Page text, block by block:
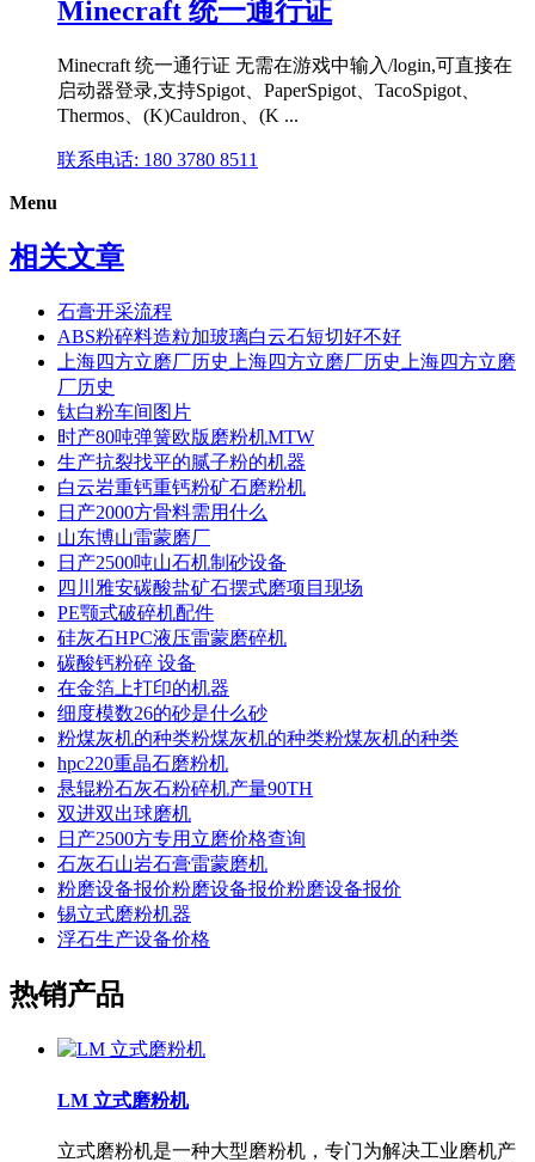
Minecraft 统一通行证
Minecraft 统一通行证 无需在游戏中输入/login,可直接在
启动器登录,支持Spigot、PaperSpigot、TacoSpigot、
Thermos、(K)Cauldron、(K ...
联系电话: 180 3780 8511
Menu
相关文章
石膏开采流程
ABS粉碎料造粒加玻璃白云石短切好不好
上海四方立磨厂历史上海四方立磨厂历史上海四方立磨
厂历史
钛白粉车间图片
时产80吨弹簧欧版磨粉机MTW
生产抗裂找平的腻子粉的机器
白云岩重钙重钙粉矿石磨粉机
日产2000方骨料需用什么
山东博山雷蒙磨厂
日产2500吨山石机制砂设备
四川雅安碳酸盐矿石摆式磨项目现场
PE颚式破碎机配件
硅灰石HPC液压雷蒙磨碎机
碳酸钙粉碎 设备
在金箔上打印的机器
细度模数26的砂是什么砂
粉煤灰机的种类粉煤灰机的种类粉煤灰机的种类
hpc220重晶石磨粉机
悬辊粉石灰石粉碎机产量90TH
双进双出球磨机
日产2500方专用立磨价格查询
石灰石山岩石膏雷蒙磨机
粉磨设备报价粉磨设备报价粉磨设备报价
锡立式磨粉机器
浮石生产设备价格
热销产品
LM 立式磨粉机
立式磨粉机是一种大型磨粉机，专门为解决工业磨机产